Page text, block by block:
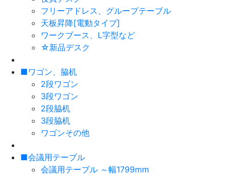
フリーアドレス、グループテーブル
天板昇降[電動タイプ]
ワークブース、L字型など
☆新品デスク
■ワゴン、脇机
2段ワゴン
3段ワゴン
2段脇机
3段脇机
ワゴンその他
■会議用テーブル
会議用テーブル ～幅1799mm